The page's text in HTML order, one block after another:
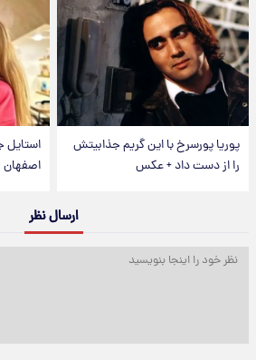
پوریا پورسرخ با این گریم جذابیتش
را از دست داد + عکس
اصفهان
ارسال نظر